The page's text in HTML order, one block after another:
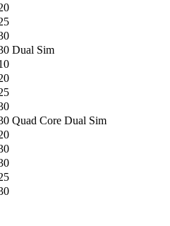
Dual Sim
Quad Core Dual Sim